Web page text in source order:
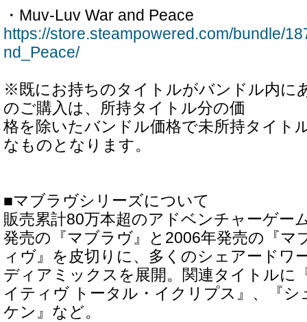
・Muv-Luv War and Peace
https://store.steampowered.com/bundle/
nd_Peace/
※既にお持ちのタイトルがバンドル内に
のご購入は、所持タイトル分の価
格を除いたバンドル価格で未所持タイト
なものとなります。
■マブラヴシリーズについて
販売累計80万本超のアドベンチャーゲー
発売の『マブラヴ』と2006年発売の『マ
ィヴ』を皮切りに、多くのシェアードワ
ディアミックスを展開。関連タイトルに
イティヴ トータル・イクリプス』、『
ケン』など。